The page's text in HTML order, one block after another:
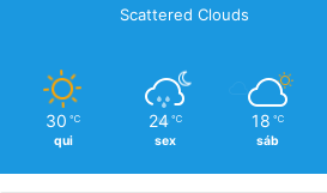
Scattered Clouds
30 ℃
qui
24 ℃
sex
18 ℃
sáb